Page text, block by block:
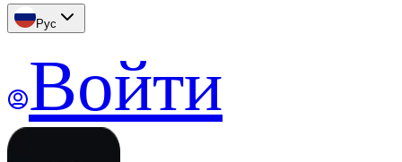
Рус
Войти